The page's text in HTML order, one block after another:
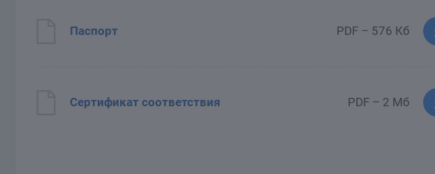
Паспорт PDF – 576 Кб
Сертификат соответствия PDF – 2 Мб